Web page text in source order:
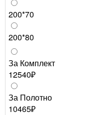
200*70
200*80
За Комплект
12540₽
За Полотно
10465₽